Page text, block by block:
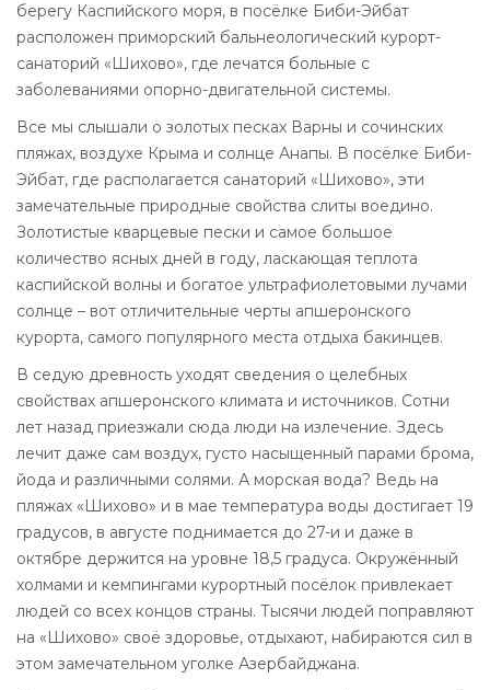
берегу Каспийского моря, в посёлке Биби-Эйбат
расположен приморский бальнеологический курорт-
санаторий «Шихово», где лечатся больные с
заболеваниями опорно-двигательной системы.
Все мы слышали о золотых песках Варны и сочинских
пляжах, воздухе Крыма и солнце Анапы. В посёлке Биби-
Эйбат, где располагается санаторий «Шихово», эти
замечательные природные свойства слиты воедино.
Золотистые кварцевые пески и самое большое
количество ясных дней в году, ласкающая теплота
каспийской волны и богатое ультрафиолетовыми лучами
солнце – вот отличительные черты апшеронского
курорта, самого популярного места отдыха бакинцев.
В седую древность уходят сведения о целебных
свойствах апшеронского климата и источников. Сотни
лет назад приезжали сюда люди на излечение. Здесь
лечит даже сам воздух, густо насыщенный парами брома,
йода и различными солями. А морская вода? Ведь на
пляжах «Шихово» и в мае температура воды достигает 19
градусов, в августе поднимается до 27-и и даже в
октябре держится на уровне 18,5 градуса. Окружённый
холмами и кемпингами курортный посёлок привлекает
людей со всех концов страны. Тысячи людей поправляют
на «Шихово» своё здоровье, отдыхают, набираются сил в
этом замечательном уголке Азербайджана.